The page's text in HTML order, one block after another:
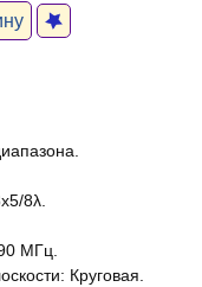
8λ.
МГц.
Круговая.